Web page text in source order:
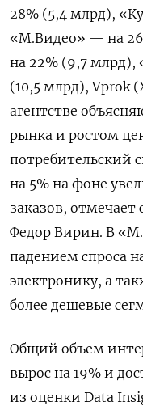
28% (5,4 млрд),
«М.Видео» — на
на 22% (9,7
(10,5 млрд), Vprok
агентстве
рынка и ростом
потребительский
на 5% на фоне
заказов, отмечает
Федор Вирин. В
падением спроса
электронику, а
более дешевые
Общий объем
вырос на 19% и
из оценки Data